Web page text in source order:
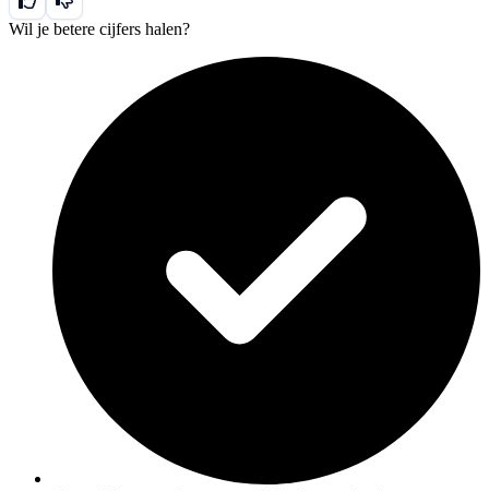
Wil je betere cijfers halen?